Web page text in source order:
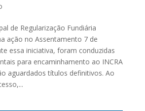
de Regularização Fundiária
ação no Assentamento 7 de
essa iniciativa, foram conduzidas
para encaminhamento ao INCRA
aguardados títulos definitivos. Ao